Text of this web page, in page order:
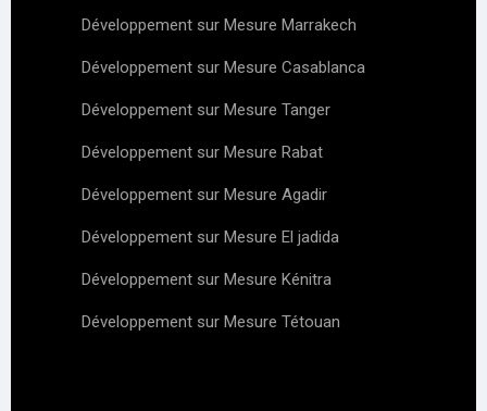
Développement sur Mesure Marrakech
Développement sur Mesure Casablanca
Développement sur Mesure Tanger
Développement sur Mesure Rabat
Développement sur Mesure Agadir
Développement sur Mesure El jadida
Développement sur Mesure Kénitra
Développement sur Mesure Tétouan